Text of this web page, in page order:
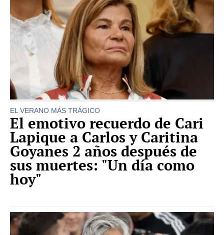
EL VERANO MÁS TRÁGICO
El emotivo recuerdo de Cari
Lapique a Carlos y Caritina
Goyanes 2 años después de
sus muertes: "Un día como
hoy"